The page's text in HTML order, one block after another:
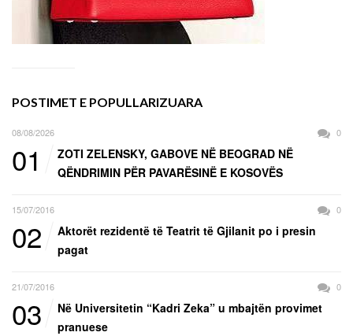
POSTIMET E POPULLARIZUARA
08/08/2026 0
01
ZOTI ZELENSKY, GABOVE NË BEOGRAD NË
QËNDRIMIN PËR PAVARËSINË E KOSOVËS
15/07/2016 0
02
Aktorët rezidentë të Teatrit të Gjilanit po i presin
pagat
21/07/2016 0
03
Në Universitetin “Kadri Zeka” u mbajtën provimet
pranuese